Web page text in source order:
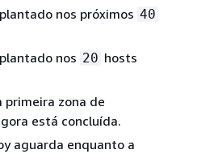
nos próximos 40
nos 20 hosts
primeira zona de
está concluída.
aguarda enquanto a